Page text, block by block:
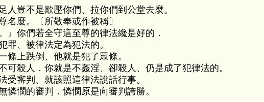
人豈不是欺壓你們、拉你們到公堂去麼。
名麼。〔所敬奉或作被稱〕
』你們若全守這至尊的律法纔是好的．
罪、被律法定為犯法的。
條上跌倒、他就是犯了眾條。
可殺人．你就是不姦淫、卻殺人、仍是成了犯律法的。
受審判、就該照這律法說話行事。
憐憫的審判．憐憫原是向審判誇勝。